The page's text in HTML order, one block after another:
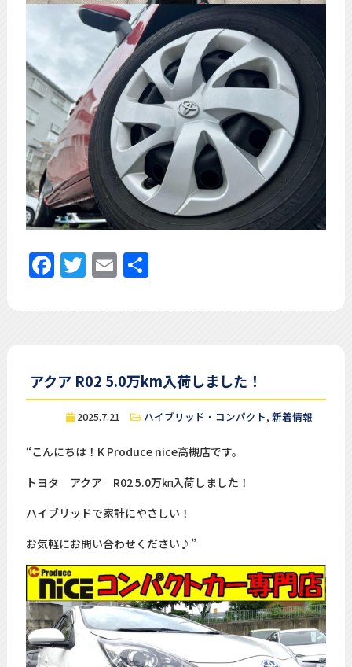
Facebook
Twitter
Email
共
アクア R02 5.0万km入荷しました！
2025.7.21 ハイブリッド・コンパクト,新着情報
“こんにちは！K Produce nice高槻店です。
トヨタ アクア R02 5.0万㎞入荷しました！
ハイブリッドで家計にやさしい！
お気軽にお問い合わせください♪”